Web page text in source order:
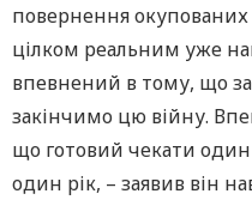
повернення окупованих
цілком реальним уже
впевнений в тому, що
закінчимо цю війну.
що готовий чекати
один рік, – заявив він